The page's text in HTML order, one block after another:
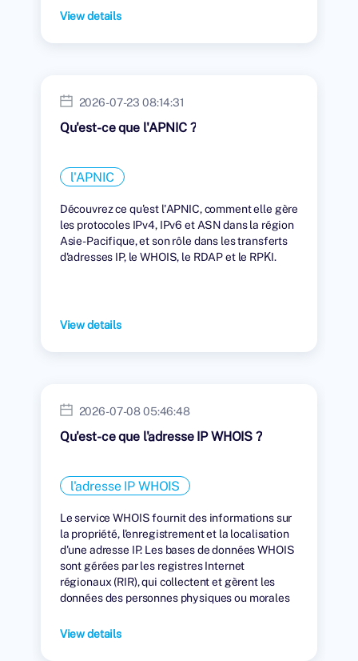
View details
2026-07-23 08:14:31
Qu'est-ce que l'APNIC ?
l'APNIC
Découvrez ce qu'est l'APNIC, comment elle gère
les protocoles IPv4, IPv6 et ASN dans la région
Asie-Pacifique, et son rôle dans les transferts
d'adresses IP, le WHOIS, le RDAP et le RPKI.
View details
2026-07-08 05:46:48
Qu'est-ce que l'adresse IP WHOIS ?
l'adresse IP WHOIS
Le service WHOIS fournit des informations sur
la propriété, l'enregistrement et la localisation
d'une adresse IP. Les bases de données WHOIS
sont gérées par les registres Internet
régionaux (RIR), qui collectent et gèrent les
données des personnes physiques ou morales
View details